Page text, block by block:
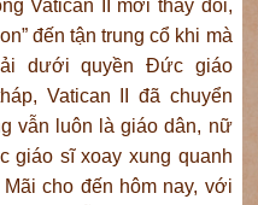
Vatican II mới thay đổi,
đến tận trung cổ khi mà
dưới quyền Đức giáo
Vatican II đã chuyển
vẫn luôn là giáo dân, nữ
giáo sĩ xoay xung quanh
cho đến hôm nay, với